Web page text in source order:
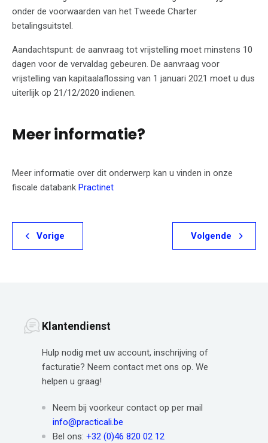
onder de voorwaarden van het Tweede Charter
betalingsuitstel.
Aandachtspunt: de aanvraag tot vrijstelling moet minstens 10
dagen voor de vervaldag gebeuren. De aanvraag voor
vrijstelling van kapitaalaflossing van 1 januari 2021 moet u dus
uiterlijk op 21/12/2020 indienen.
Meer informatie?
Meer informatie over dit onderwerp kan u vinden in onze
fiscale databank Practinet
Vorige Volgende
Klantendienst
Hulp nodig met uw account, inschrijving of
facturatie? Neem contact met ons op. We
helpen u graag!
Neem bij voorkeur contact op per mail
info@practicali.be
Bel ons: +32 (0)46 820 02 12